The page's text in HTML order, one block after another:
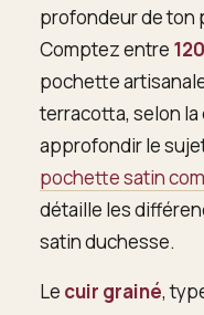
profondeur de ton
Comptez entre
pochette
terracotta, selon
approfondir le
pochette satin
détaille les
satin duchesse.
Le cuir grainé,